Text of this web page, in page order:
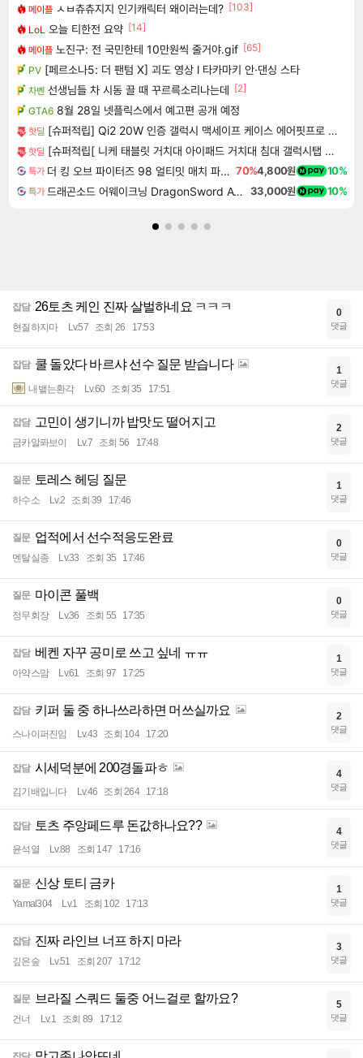
메이플 ㅅㅂ츄츄지지 인기캐릭터 왜이러는데? [103]
LoL 오늘 티한전 요약 [14]
메이플 노진구: 전 국민한테 10만원씩 줄거야.gif [65]
PV [페르소나5: 더 팬텀 X] 괴도 영상 l 타카마키 안·댄싱 스타
차벤 선생님들 차 시동 끌 때 꾸르륵소리나는데 [2]
GTA6 8월 28일 넷플릭스에서 예고편 공개 예정
핫딜 [슈퍼적립] Qi2 20W 인증 갤럭시 맥세이프 케이스 에어핏프로 맥핏 블랙, 갤럭시Z 폴드8 울트라
핫딜 [슈퍼적립[ 니케 태블릿 거치대 아이패드 거치대 침대 갤럭시탭 패드 The Comfy
특가 더 킹 오브 파이터즈 98 얼티밋 매치 파이널 에디션 THE KING OF FIGHTERS 98 ULTIMATE MATCH FINAL EDITION 70%4,800원 10%
특가 드래곤소드 어웨이크닝 DragonSword Awakening 33,000원 10%
잡담 26토츠 케인 진짜 살벌하네요 ㅋㅋㅋ
현질하지마 Lv.57 조회 26 17:53
0
댓글
잡담 쿨 돌았다 바르샤 선수 질문 받습니다
내뱉는환각 Lv.60 조회 35 17:51
1
댓글
잡담 고민이 생기니까 밥맛도 떨어지고
금카알퐈보이 Lv.7 조회 56 17:48
2
댓글
질문 토레스 헤딩 질문
하수소 Lv.2 조회 39 17:46
1
댓글
질문 업적에서 선수적응도완료
멘탈실종 Lv.33 조회 35 17:46
0
댓글
질문 마이콘 풀백
정무회장 Lv.36 조회 55 17:35
0
댓글
잡담 베켄 자꾸 공미로 쓰고 싶네 ㅠㅠ
아약스맘 Lv.61 조회 97 17:25
1
댓글
잡담 키퍼 둘 중 하나쓰라하면 머쓰실까요
스나이퍼진임 Lv.43 조회 104 17:20
2
댓글
잡담 시세덕분에 200경돌파ㅎ
김기배입니다 Lv.46 조회 264 17:18
4
댓글
잡담 토츠 주앙페드루 돈값하나요??
윤석열 Lv.88 조회 147 17:16
4
댓글
질문 신상 토티 금카
Yamal304 Lv.1 조회 102 17:13
1
댓글
잡담 진짜 라인브 너프 하지 마라
깊은숲 Lv.51 조회 207 17:12
3
댓글
질문 브라질 스쿼드 둘중 어느걸로 할까요?
건너 Lv.1 조회 89 17:12
5
댓글